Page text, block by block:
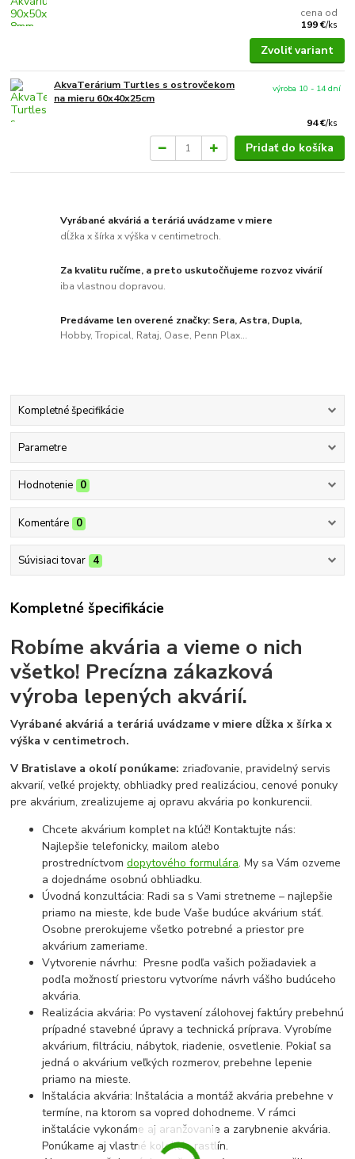
cena od
199 €/ks
Zvoliť variant
AkvaTerárium Turtles s ostrovčekom
na mieru 60x40x25cm
94 €/ks
výroba 10 - 14 dní
Pridať do košíka
Vyrábané akváriá a teráriá uvádzame v miere
dĺžka x šírka x výška v centimetroch.
Za kvalitu ručíme, a preto uskutočňujeme rozvoz vivárií
iba vlastnou dopravou.
Predávame len overené značky: Sera, Astra, Dupla,
Hobby, Tropical, Rataj, Oase, Penn Plax...
Kompletné špecifikácie
Parametre
Hodnotenie 0
Komentáre 0
Súvisiaci tovar 4
Kompletné špecifikácie
Robíme akvária a vieme o nich
všetko! Precízna zákazková
výroba lepených akvárií.
Vyrábané akváriá a teráriá uvádzame v miere dĺžka x šírka x
výška v centimetroch.
V Bratislave a okolí ponúkame: zriaďovanie, pravidelný servis
akvarií, veľké projekty, obhliadky pred realizáciou, cenové ponuky
pre akvárium, zrealizujeme aj opravu akvária po konkurencii.
Chcete akvárium komplet na kľúč! Kontaktujte nás:
Najlepšie telefonicky, mailom alebo
prostredníctvomdopytového formulára. My sa Vám ozveme
a dojednáme osobnú obhliadku.
Úvodná konzultácia: Radi sa s Vami stretneme – najlepšie
priamo na mieste, kde bude Vaše budúce akvárium stáť.
Osobne prerokujeme všetko potrebné a priestor pre
akvárium zameriame.
Vytvorenie návrhu: Presne podľa vašich požiadaviek a
podľa možností priestoru vytvoríme návrh vášho budúceho
akvária.
Realizácia akvária: Po vystavení zálohovej faktúry prebehnú
prípadné stavebné úpravy a technická príprava. Vyrobíme
akvárium, filtráciu, nábytok, riadenie, osvetlenie. Pokiaľ sa
jedná o akvárium veľkých rozmerov, prebehne lepenie
priamo na mieste.
Inštalácia akvária: Inštalácia a montáž akvária prebehne v
termíne, na ktorom sa vopred dohodneme. V rámci
inštalácie vykonáme aj aranžovanie a zarybnenie akvária.
Ponúkame aj vlastné kolekcie rastlín.